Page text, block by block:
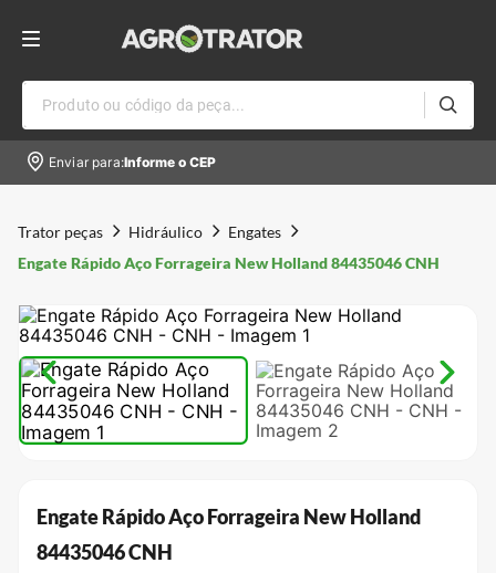
Produto ou código da peça...
Enviar para:Informe o CEP
Trator peças Hidráulico
Engates
Engate Rápido Aço Forrageira New Holland 84435046 CNH
Engate Rápido Aço Forrageira New Holland
84435046 CNH